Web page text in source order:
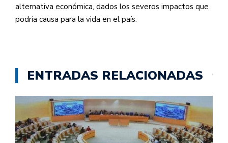
alternativa económica, dados los severos impactos que
podría causa para la vida en el país.
ENTRADAS RELACIONADAS